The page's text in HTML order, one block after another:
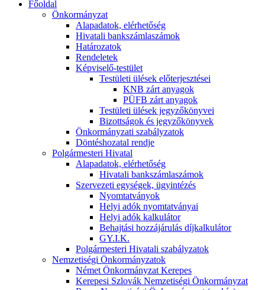
Főoldal
Önkormányzat
Alapadatok, elérhetőség
Hivatali bankszámlaszámok
Határozatok
Rendeletek
Képviselő-testület
Testületi ülések előterjesztései
KNB zárt anyagok
PÜFB zárt anyagok
Testületi ülések jegyzőkönyvei
Bizottságok és jegyzőkönyvek
Önkormányzati szabályzatok
Döntéshozatal rendje
Polgármesteri Hivatal
Alapadatok, elérhetőség
Hivatali bankszámlaszámok
Szervezeti egységek, ügyintézés
Nyomtatványok
Helyi adók nyomtatványai
Helyi adók kalkulátor
Behajtási hozzájárulás díjkalkulátor
GY.I.K.
Polgármesteri Hivatali szabályzatok
Nemzetiségi Önkormányzatok
Német Önkormányzat Kerepes
Kerepesi Szlovák Nemzetiségi Önkormányzat